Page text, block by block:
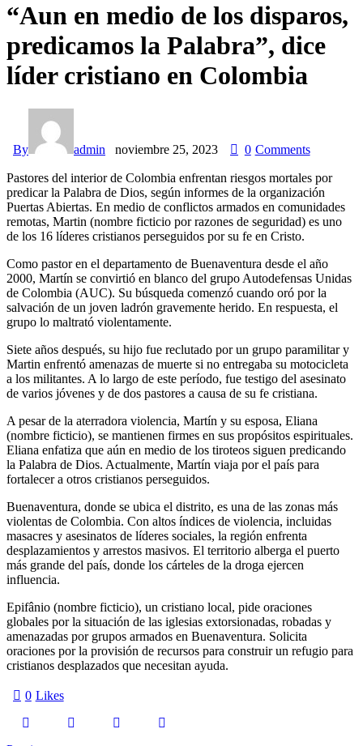
“Aun en medio de los disparos,
predicamos la Palabra”, dice
líder cristiano en Colombia
By admin noviembre 25, 2023 0 Comments
Pastores del interior de Colombia enfrentan riesgos mortales por
predicar la Palabra de Dios, según informes de la organización
Puertas Abiertas. En medio de conflictos armados en comunidades
remotas, Martin (nombre ficticio por razones de seguridad) es uno
de los 16 líderes cristianos perseguidos por su fe en Cristo.
Como pastor en el departamento de Buenaventura desde el año
2000, Martín se convirtió en blanco del grupo Autodefensas Unidas
de Colombia (AUC). Su búsqueda comenzó cuando oró por la
salvación de un joven ladrón gravemente herido. En respuesta, el
grupo lo maltrató violentamente.
Siete años después, su hijo fue reclutado por un grupo paramilitar y
Martin enfrentó amenazas de muerte si no entregaba su motocicleta
a los militantes. A lo largo de este período, fue testigo del asesinato
de varios jóvenes y de dos pastores a causa de su fe cristiana.
A pesar de la aterradora violencia, Martín y su esposa, Eliana
(nombre ficticio), se mantienen firmes en sus propósitos espirituales.
Eliana enfatiza que aún en medio de los tiroteos siguen predicando
la Palabra de Dios. Actualmente, Martín viaja por el país para
fortalecer a otros cristianos perseguidos.
Buenaventura, donde se ubica el distrito, es una de las zonas más
violentas de Colombia. Con altos índices de violencia, incluidas
masacres y asesinatos de líderes sociales, la región enfrenta
desplazamientos y arrestos masivos. El territorio alberga el puerto
más grande del país, donde los cárteles de la droga ejercen
influencia.
Epifânio (nombre ficticio), un cristiano local, pide oraciones
globales por la situación de las iglesias extorsionadas, robadas y
amenazadas por grupos armados en Buenaventura. Solicita
oraciones por la provisión de recursos para construir un refugio para
cristianos desplazados que necesitan ayuda.
0 Likes